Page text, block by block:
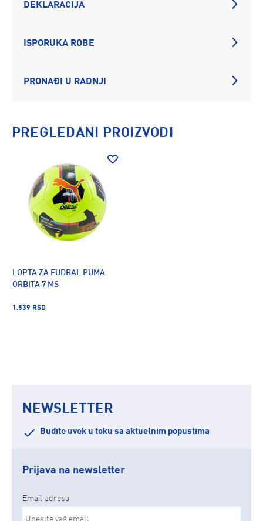
DEKLARACIJA
ISPORUKA ROBE
PRONAĐI U RADNJI
PREGLEDANI PROIZVODI
LOPTA ZA FUDBAL PUMA
ORBITA 7 MS
1.539 RSD
NEWSLETTER
Budite uvek u toku sa aktuelnim popustima
Prijava na newsletter
Email adresa